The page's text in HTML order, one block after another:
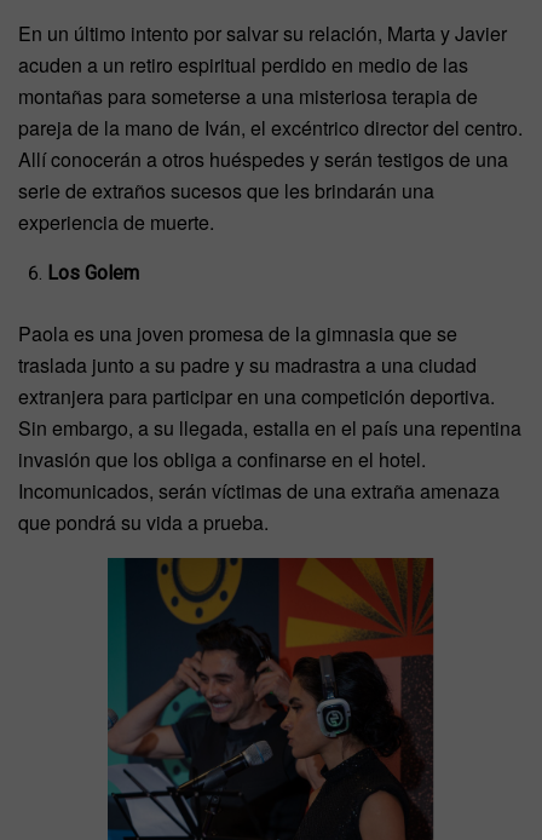
En un último intento por salvar su relación, Marta y Javier
acuden a un retiro espiritual perdido en medio de las
montañas para someterse a una misteriosa terapia de
pareja de la mano de Iván, el excéntrico director del centro.
Allí conocerán a otros huéspedes y serán testigos de una
serie de extraños sucesos que les brindarán una
experiencia de muerte.
Los Golem
Paola es una joven promesa de la gimnasia que se
traslada junto a su padre y su madrastra a una ciudad
extranjera para participar en una competición deportiva.
Sin embargo, a su llegada, estalla en el país una repentina
invasión que los obliga a confinarse en el hotel.
Incomunicados, serán víctimas de una extraña amenaza
que pondrá su vida a prueba.